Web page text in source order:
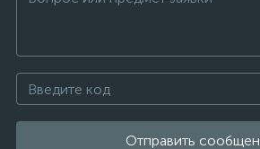
Отправить